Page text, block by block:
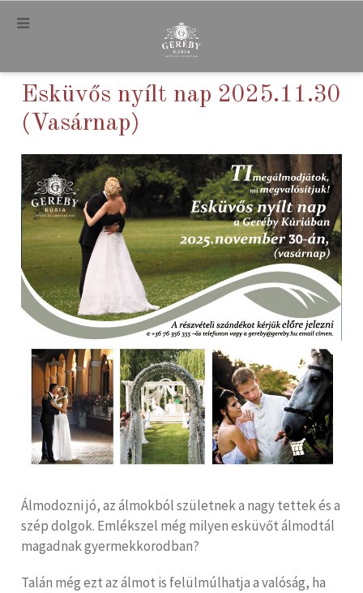
.
Esküvős nyílt nap 2025.11.30
(Vasárnap)
Álmodozni jó, az álmokból születnek a nagy tettek és a
szép dolgok. Emlékszel még milyen esküvőt álmodtál
magadnak gyermekkorodban?
Talán még ezt az álmot is felülmúlhatja a valóság, ha